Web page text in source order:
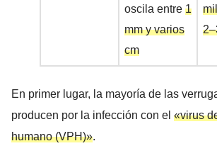
oscila entre 1
mm y varios
cm
En primer lugar, la mayoría de las
producen por la infección con el «virus
humano (VPH)».